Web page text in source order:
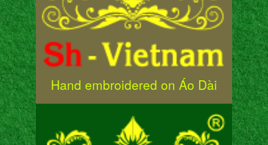
Hand embroidered on Áo Dài